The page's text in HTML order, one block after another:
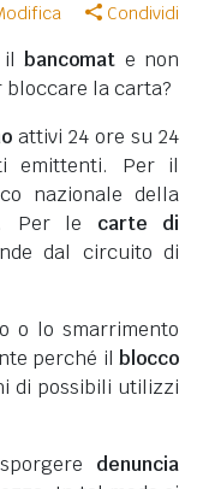
Condividi
ilbancomat e non
bloccare la carta?
attivi 24 ore su 24
emittenti. Per il
nazionale della
Per le carte di
dal circuito di
o lo smarrimento
perché il blocco
di possibili utilizzi
denuncia